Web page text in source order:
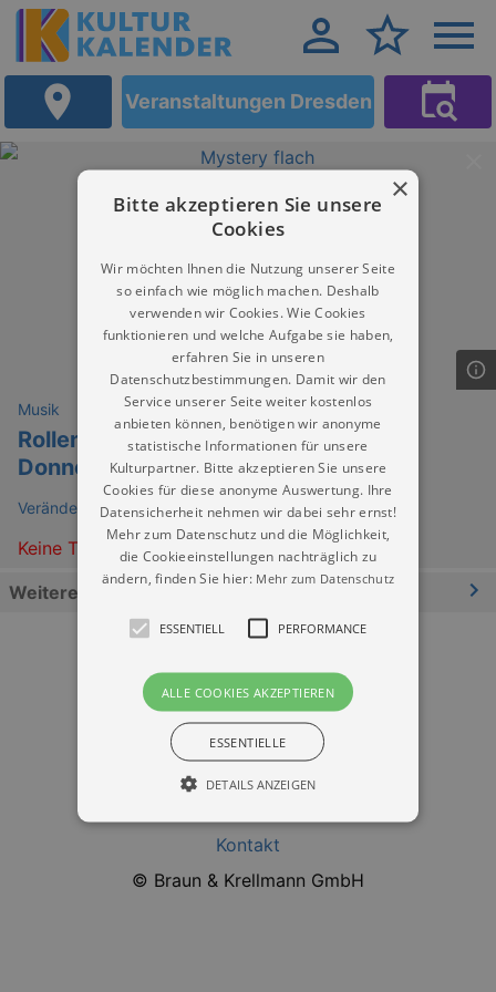
Veranstaltungen Dresden
Musik
Rollenwechsel - Die überraschende
Donnerstagsfilmreihe!
VeränderBar Dresden
Keine Termine
Weitere Informationen
Datenschutz
Kontakt
© Braun & Krellmann GmbH
×
Bitte akzeptieren Sie unsere
Cookies
Wir möchten Ihnen die Nutzung unserer Seite
so einfach wie möglich machen. Deshalb
verwenden wir Cookies. Wie Cookies
funktionieren und welche Aufgabe sie haben,
erfahren Sie in unseren
Datenschutzbestimmungen. Damit wir den
Service unserer Seite weiter kostenlos
anbieten können, benötigen wir anonyme
statistische Informationen für unsere
Kulturpartner. Bitte akzeptieren Sie unsere
Cookies für diese anonyme Auswertung. Ihre
Datensicherheit nehmen wir dabei sehr ernst!
Mehr zum Datenschutz und die Möglichkeit,
die Cookieeinstellungen nachträglich zu
ändern, finden Sie hier: Mehr zum Datenschutz
ESSENTIELL PERFORMANCE
ALLE COOKIES AKZEPTIEREN
ESSENTIELLE
DETAILS ANZEIGEN